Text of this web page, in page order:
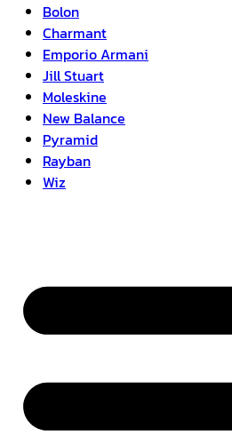
Bolon
Charmant
Emporio Armani
Jill Stuart
Moleskine
New Balance
Pyramid
Rayban
Wiz